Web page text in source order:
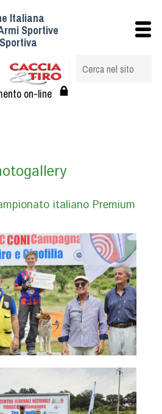
Italiana
Sportive
on-line
italiano Premium
Istituzionale
Struttura
Albo Veterinari federali
Circolari
Federazione Trasparente
Assicurazione
Società
Tesserati
Albo Fornitori
Referenti e gruppi di lavoro regionali
Scuole Federali
Tecnici
Direttori di Gara
Formazione
Calendario Manifestazioni
Organi di Giustizia - Dispositivi